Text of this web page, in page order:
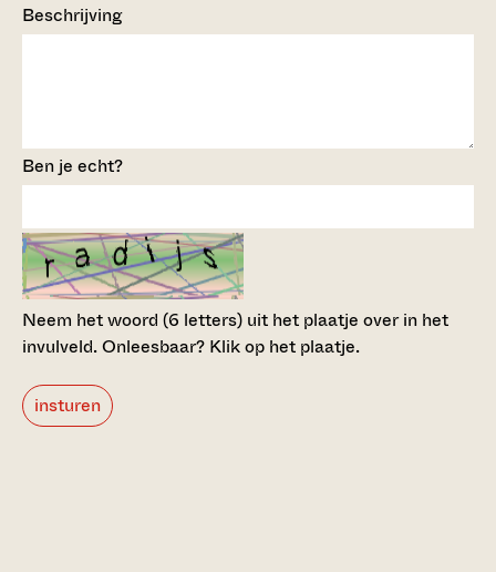
Beschrijving
Ben je echt?
Neem het woord (6 letters) uit het plaatje over in het
invulveld.Onleesbaar? Klik op het plaatje.
insturen